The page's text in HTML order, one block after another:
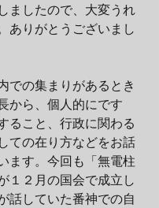
ましたので、大変うれ
ありがとうございまし
での集まりがあるとき
から、個人的にです
ること、行政に関わる
ての在り方などをお話
ます。今回も「無電柱
１２月の国会で成立し
話していた番神での自